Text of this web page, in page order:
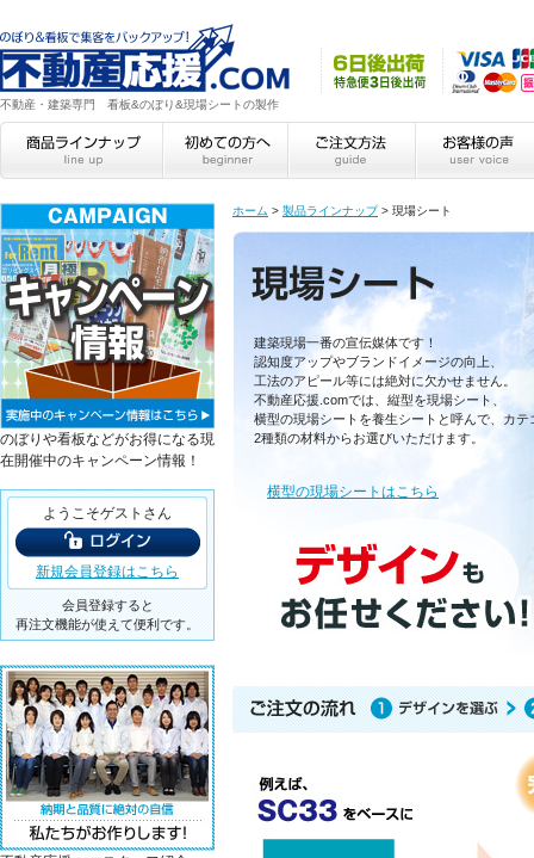
不動産・建築専門 看板&のぼり&現場シートの製作
ホーム > 製品ラインナップ> 現場シート
建築現場一番の宣伝媒体です！
認知度アップやブランドイメージの向上、
工法のアピール等には絶対に欠かせません。
不動産応援.comでは、縦型を現場シート、
横型の現場シートを養生シートと呼んで、カ
2種類の材料からお選びいただけます。
横型の現場シートはこちら
のぼりや看板などがお得になる現
在開催中のキャンペーン情報！
ようこそゲストさん
新規会員登録はこちら
会員登録すると
再注文機能が使えて便利です。